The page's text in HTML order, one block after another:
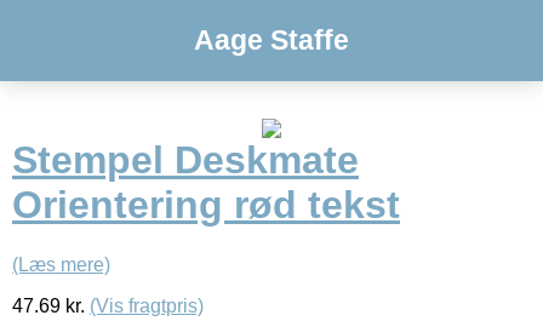
Aage Staffe
Stempel Deskmate
Orientering rød tekst
(Læs mere)
47.69 kr. (Vis fragtpris)